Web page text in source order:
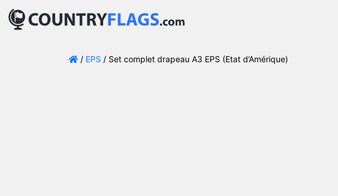
/ EPS / Set complet drapeau A3 EPS (Etat d’Amérique)